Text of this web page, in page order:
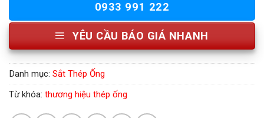
0933 991 222
YÊU CẦU BÁO GIÁ NHANH
Danh mục: Sắt Thép Ống
Từ khóa: thương hiệu thép ống